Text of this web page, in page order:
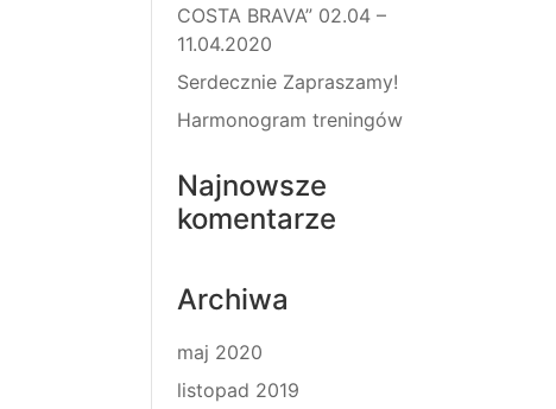
COSTA BRAVA” 02.04 –
11.04.2020
Serdecznie Zapraszamy!
Harmonogram treningów
Najnowsze
komentarze
Archiwa
maj 2020
listopad 2019